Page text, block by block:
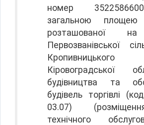
номер
загальною
розташованої на
Первозванівської
Кіровоградської
будівництва та
будівель торгівлі
03.07)
технічного